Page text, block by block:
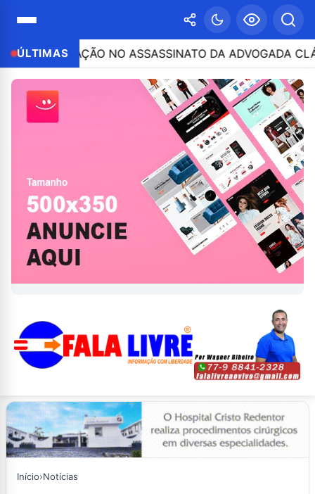
ÚLTIMASNO ASSASSINATO DA ADVOGADA CLÁUDIA
Início›Notícias